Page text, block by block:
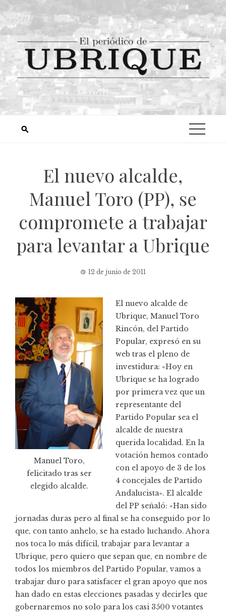
El nuevo alcalde,
Manuel Toro (PP), se
compromete a trabajar
para levantar a Ubrique
12 de junio de 2011
Manuel Toro,
felicitado tras ser
elegido alcalde.
El nuevo alcalde de
Ubrique, Manuel Toro
Rincón, del Partido
Popular, expresó en su
web tras el pleno de
investidura: «Hoy en
Ubrique se ha logrado
por primera vez que un
representante del
Partido Popular sea el
alcalde de nuestra
querida localidad. En la
votación hemos contado
con el apoyo de 3 de los
4 concejales de Partido
Andalucista». El alcalde
del PP señaló: «Han sido
jornadas duras pero al final se ha conseguido por lo
que, con tanto anhelo, se ha estado luchando. Ahora
nos toca lo más difícil, trabajar para levantar a
Ubrique, pero quiero que sepan que, en nombre de
todos los miembros del Partido Popular, vamos a
trabajar duro para satisfacer el gran apoyo que nos
han dado en estas elecciones pasadas y decirles que
gobernaremos no solo para los casi 3500 votantes